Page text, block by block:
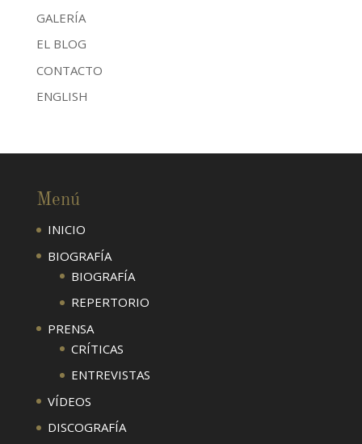
GALERÍA
EL BLOG
CONTACTO
ENGLISH
Menú
INICIO
BIOGRAFÍA
BIOGRAFÍA
REPERTORIO
PRENSA
CRÍTICAS
ENTREVISTAS
VÍDEOS
DISCOGRAFÍA